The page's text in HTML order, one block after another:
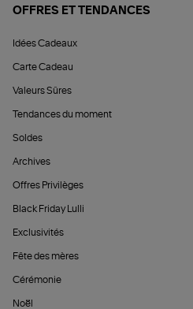
OFFRES ET TENDANCES
Idées Cadeaux
Carte Cadeau
Valeurs Sûres
Tendances du moment
Soldes
Archives
Offres Privilèges
Black Friday Lulli
Exclusivités
Fête des mères
Cérémonie
Noël